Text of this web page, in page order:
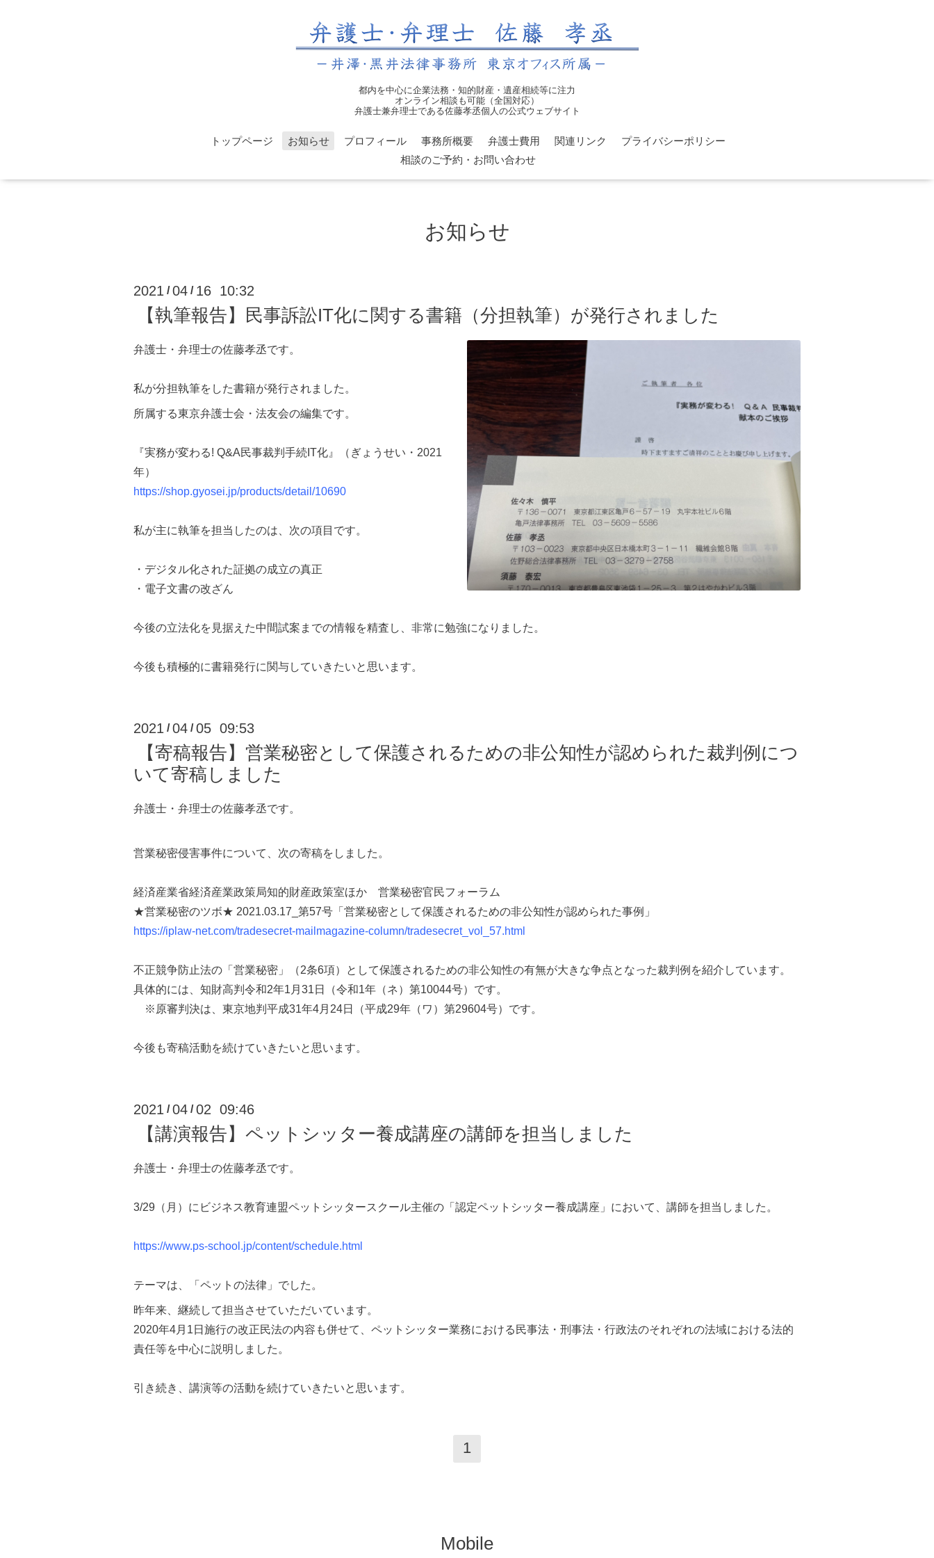
都内を中心に企業法務・知的財産・遺産相続等に注力
オンライン相談も可能（全国対応）
弁護士兼弁理士である佐藤孝丞個人の公式ウェブサイト
トップページ お知らせ プロフィール 事務所概要 弁護士費用 関連リンク
プライバシーポリシー
相談のご予約・お問い合わせ
お知らせ
2021 /04 / 16 10:32
【執筆報告】民事訴訟IT化に関する書籍（分担執筆）が発行されました
弁護士・弁理士の佐藤孝丞です。
私が分担執筆をした書籍が発行されました。
所属する東京弁護士会・法友会の編集です。
『実務が変わる! Q&A民事裁判手続IT化』（ぎょうせい・2021
年）
https://shop.gyosei.jp/products/detail/10690
私が主に執筆を担当したのは、次の項目です。
・デジタル化された証拠の成立の真正
・電子文書の改ざん
今後の立法化を見据えた中間試案までの情報を精査し、非常に勉強になりました。
今後も積極的に書籍発行に関与していきたいと思います。
2021 /04 /05 09:53
【寄稿報告】営業秘密として保護されるための非公知性が認められた裁判例につ
いて寄稿しました
弁護士・弁理士の佐藤孝丞です。
営業秘密侵害事件について、次の寄稿をしました。
経済産業省経済産業政策局知的財産政策室ほか 営業秘密官民フォーラム
★営業秘密のツボ★ 2021.03.17_第57号「営業秘密として保護されるための非公知性が認められた事例」
https://iplaw-net.com/tradesecret-mailmagazine-column/tradesecret_vol_57.html
不正競争防止法の「営業秘密」（2条6項）として保護されるための非公知性の有無が大きな争点となった裁判例を紹介しています。
具体的には、知財高判令和2年1月31日（令和1年（ネ）第10044号）です。
※原審判決は、東京地判平成31年4月24日（平成29年（ワ）第29604号）です。
今後も寄稿活動を続けていきたいと思います。
2021 /04 /02 09:46
【講演報告】ペットシッター養成講座の講師を担当しました
弁護士・弁理士の佐藤孝丞です。
3/29（月）にビジネス教育連盟ペットシッタースクール主催の「認定ペットシッター養成講座」において、講師を担当しました。
https://www.ps-school.jp/content/schedule.html
テーマは、「ペットの法律」でした。
昨年来、継続して担当させていただいています。
2020年4月1日施行の改正民法の内容も併せて、ペットシッター業務における民事法・刑事法・行政法のそれぞれの法域における法的
責任等を中心に説明しました。
引き続き、講演等の活動を続けていきたいと思います。
1
Mobile